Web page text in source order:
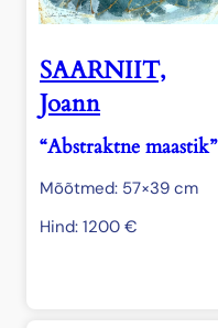
SAARNIIT,
Joann
“Abstraktne maastik”
Mõõtmed: 57×39 cm
Hind: 1200 €